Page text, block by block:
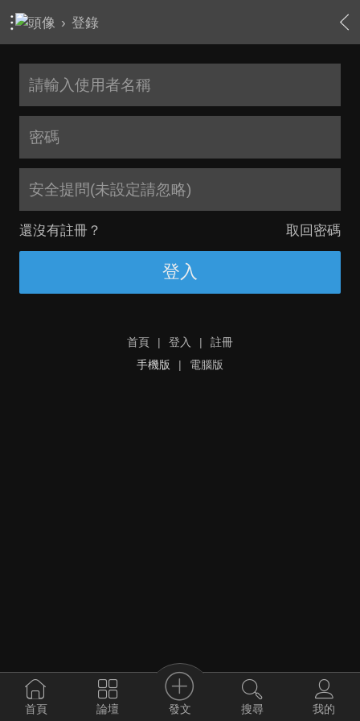
› 登錄
安全提問(未設定請忽略)
還沒有註冊？ 取回密碼
登入
首頁 | 登入 |
註冊
手機版
| 電腦版
首頁 論壇 發文 搜尋 我的